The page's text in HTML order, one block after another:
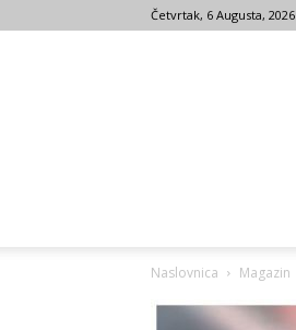
Četvrtak, 6 Augusta, 2026
Naslovnica Magazin